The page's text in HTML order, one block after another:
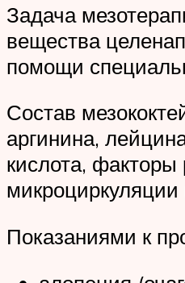
Задача
вещества
помощи
Состав
аргинина,
кислота,
микроциркуляции
Показаниями к